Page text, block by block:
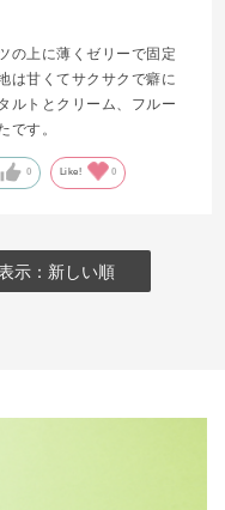
の上に薄くゼリーで固定
は甘くてサクサクで癖に
ルトとクリーム、フルー
です。
0 Like! 0
示：新しい順